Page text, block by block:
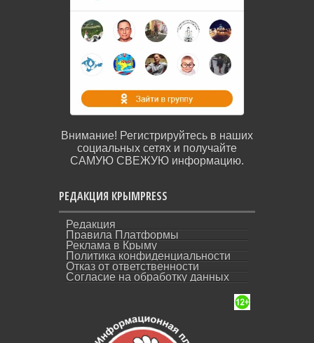
Внимание! Регистрируйтесь в наших
социальных сетях и получайте
САМУЮ СВЕЖУЮ информацию.
РЕДАКЦИЯ КРЫМPRESS
Редакция
Правила Платформы
Реклама в Крыму
Политика конфиденциальности
Отказ от ответственности
Согласие на обработку данных